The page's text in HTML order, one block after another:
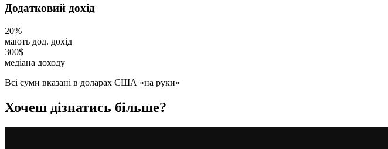
Додатковий дохід
20%
мають дод. дохід
300$
медіана доходу
Всі суми вказані в доларах США «на руки»
Хочеш дізнатись більше?